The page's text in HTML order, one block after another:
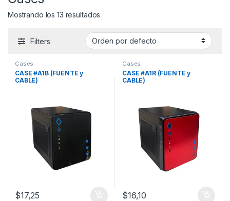
Mostrando los 13 resultados
Filters
Cases
CASE #A1B (FUENTE y
CABLE)
$17,25
Cases
CASE #A1R (FUENTE y
CABLE)
$16,10